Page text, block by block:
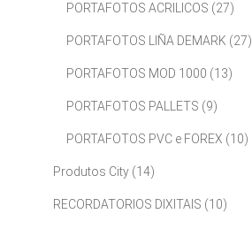
PORTAFOTOS ACRILICOS (27)
PORTAFOTOS LIÑA DEMARK (27)
PORTAFOTOS MOD 1000 (13)
PORTAFOTOS PALLETS (9)
PORTAFOTOS PVC e FOREX (10)
Produtos City (14)
RECORDATORIOS DIXITAIS (10)